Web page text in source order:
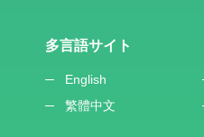
多言語サイト
English
繁體中文